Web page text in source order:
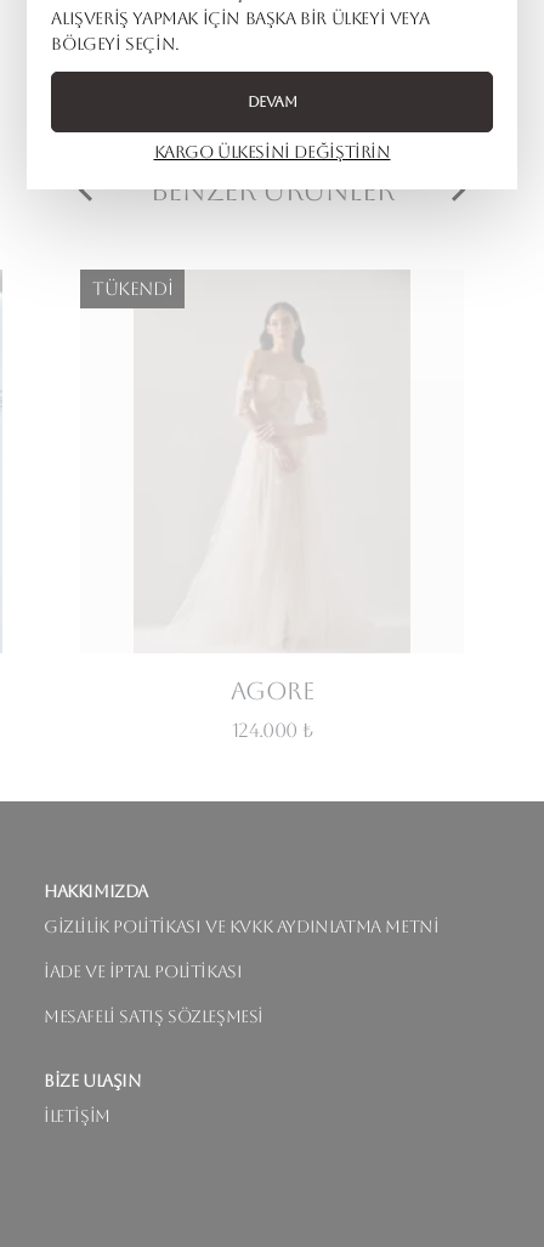
alışveriş yapmak için başka bir ülkeyi veya
bölgeyi seçin.
Devam
Kargo ülkesini değiştirin
SATIN ALDIĞIM ÜRÜNÜ IADE EDEBILIR MIYIM?
Benzer Ürünler
Tükendi
Agore
124.000 ₺
Hakkımızda
Gizlilik Politikası ve KVKK Aydınlatma Metni
İade ve İptal Politikası
Mesafeli Satış Sözleşmesi
Bize Ulaşın
İletişim